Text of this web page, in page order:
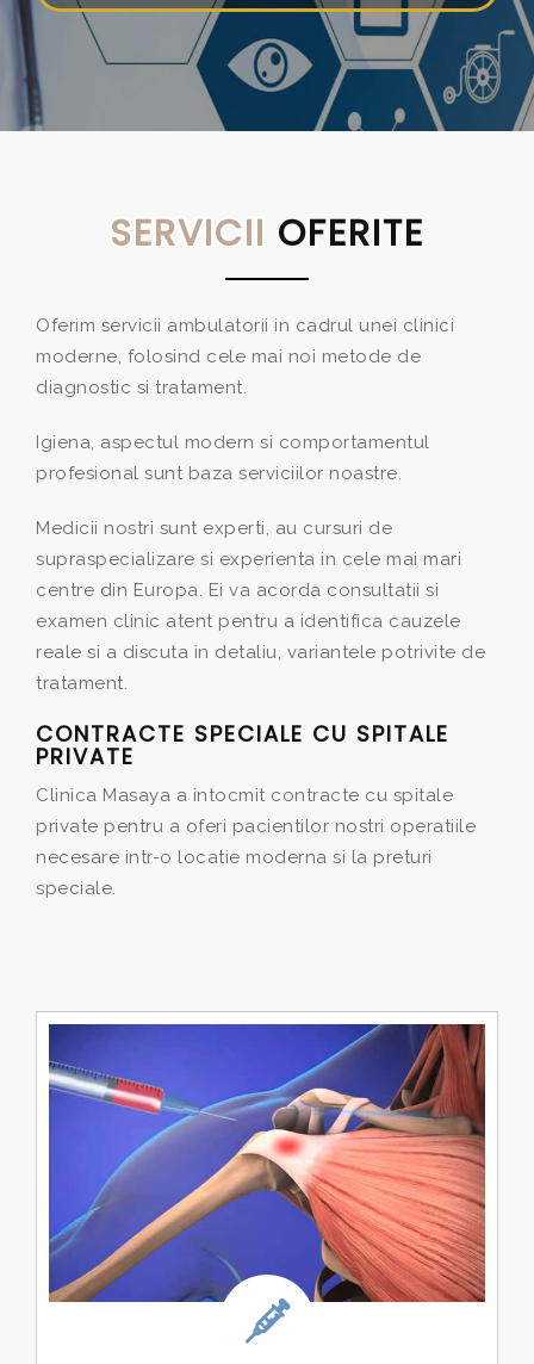
SERVICII OFERITE
Oferim servicii ambulatorii in cadrul unei clinici
moderne, folosind cele mai noi metode de
diagnostic si tratament.
Igiena, aspectul modern si comportamentul
profesional sunt baza serviciilor noastre.
Medicii nostri sunt experti, au cursuri de
supraspecializare si experienta in cele mai mari
centre din Europa. Ei va acorda consultatii si
examen clinic atent pentru a identifica cauzele
reale si a discuta in detaliu, variantele potrivite de
tratament.
CONTRACTE SPECIALE CU SPITALE
PRIVATE
Clinica Masaya a intocmit contracte cu spitale
private pentru a oferi pacientilor nostri operatiile
necesare intr-o locatie moderna si la preturi
speciale.